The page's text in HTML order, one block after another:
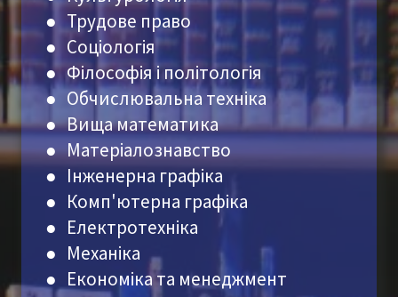
● Трудове право
● Соціологія
● Філософіяі політологія
● Обчислювальна техніка
●Вища математика
●Матеріалознавство
● Інженерна графіка
● Комп'ютерна графіка
● Електротехніка
● Механіка
● Економіка та менеджмент